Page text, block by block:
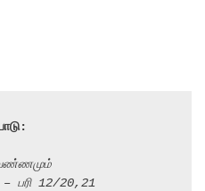
– பரி 12/20,21